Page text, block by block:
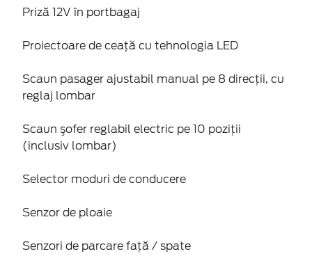
Priză 12V în portbagaj
Proiectoare de ceaţă cu tehnologia LED
Scaun pasager ajustabil manual pe 8 direcţii, cu
reglaj lombar
Scaun şofer reglabil electric pe 10 poziții
(inclusiv lombar)
Selector moduri de conducere
Senzor de ploaie
Senzori de parcare faţă / spate